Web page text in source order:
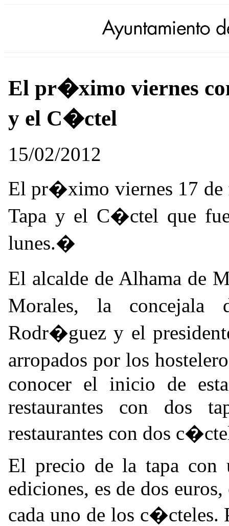
El pr�ximo viernes
y el C�ctel
15/02/2012
El pr�ximo viernes 17 de
Tapa y el C�ctel que fue
lunes.�
El alcalde de Alhama de
Morales, la concejala
Rodr�guez y el
arropados por los
conocer el inicio de
restaurantes con dos
restaurantes con dos
El precio de la tapa con
ediciones, es de dos
cada uno de los c�cteles.